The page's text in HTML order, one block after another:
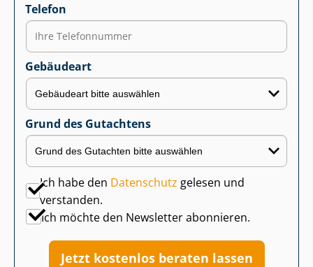
Telefon
Gebäudeart
Grund des Gutachtens
Ich habe den Datenschutz gelesen und
verstanden.
Ich möchte den Newsletter abonnieren.
Jetzt kostenlos beraten lassen